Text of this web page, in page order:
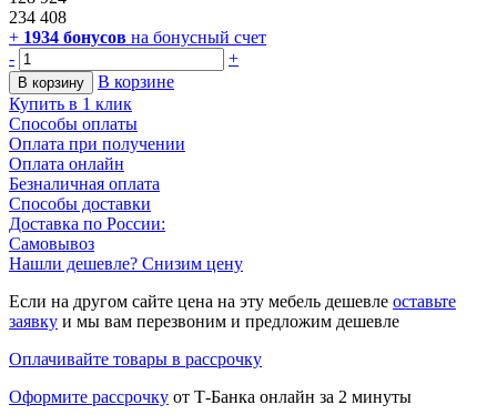
234 408
+ 1934 бонусов на бонусный счет
-
+
В корзину
В корзине
Купить в 1 клик
Способы оплаты
Оплата при получении
Оплата онлайн
Безналичная оплата
Способы доставки
Доставка по России:
Самовывоз
Нашли дешевле? Снизим цену
Если на другом сайте цена на эту мебель дешевле оставьте
заявку и мы вам перезвоним и предложим дешевле
Оплачивайте товары в рассрочку
Оформите рассрочку от Т-Банка онлайн за 2 минуты